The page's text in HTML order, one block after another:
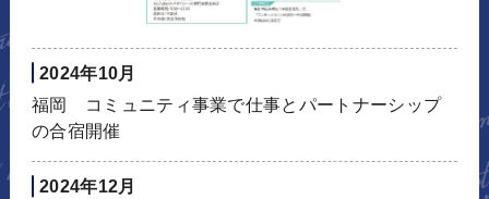
2024年10月
福岡 コミュニティ事業で仕事とパートナーシップ
の合宿開催
2024年12月